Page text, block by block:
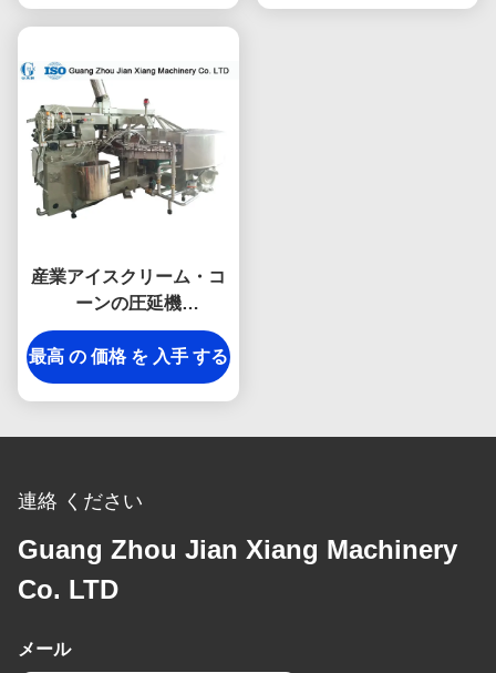
産業アイスクリーム・コ
ーンの圧延機
L3.2xW2.7xH2.1M 1つの
年の保証
最高 の 価格 を 入手 する
連絡 ください
Guang Zhou Jian Xiang Machinery
Co. LTD
メール